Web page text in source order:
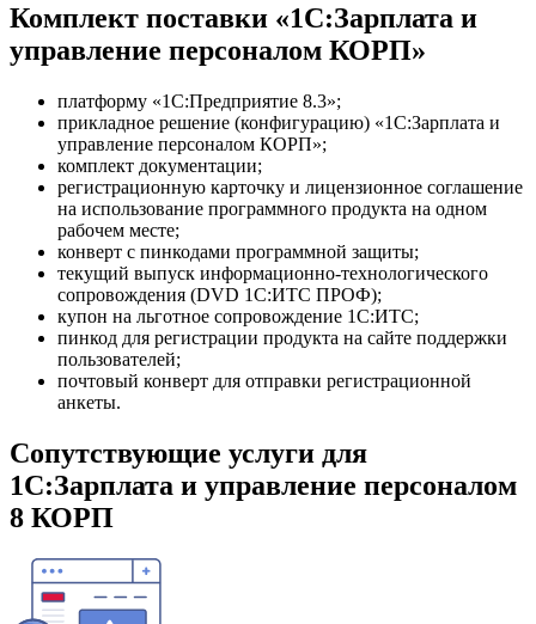
Комплект поставки «1С:Зарплата и
управление персоналом КОРП»
платформу «1С:Предприятие 8.3»;
прикладное решение (конфигурацию) «1С:Зарплата и
управление персоналом КОРП»;
комплект документации;
регистрационную карточку и лицензионное соглашение
на использование программного продукта на одном
рабочем месте;
конверт с пинкодами программной защиты;
текущий выпуск информационно-технологического
сопровождения (DVD 1С:ИТС ПРОФ);
купон на льготное сопровождение 1С:ИТС;
пинкод для регистрации продукта на сайте поддержки
пользователей;
почтовый конверт для отправки регистрационной
анкеты.
Сопутствующие услуги для
1С:Зарплата и управление персоналом
8 КОРП